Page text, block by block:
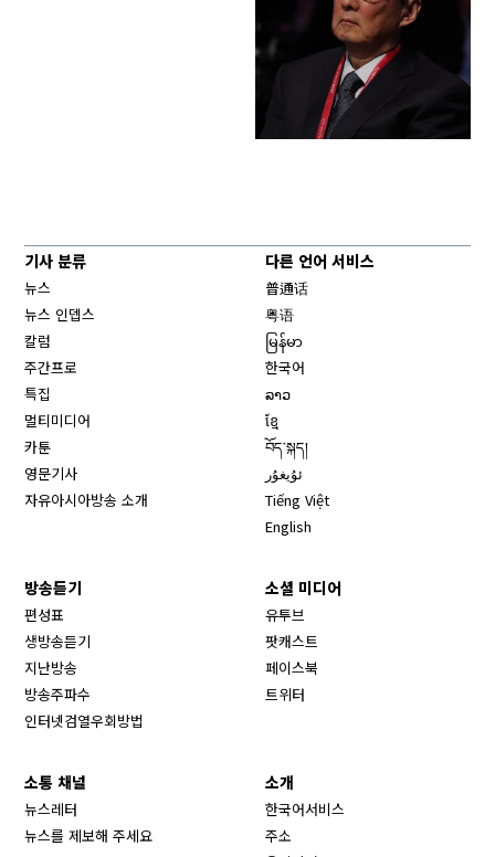
기사 분류
뉴스
뉴스 인뎁스
칼럼
주간프로
특집
멀티미디어
카툰
영문기사
자유아시아방송 소개
다른 언어 서비스
普通话
粤语
မြန်မာ
한국어
ລາວ
ខ្មែ
བོད་སྐད།
ئۇيغۇر
Tiếng Việt
English
방송듣기
편성표
생방송듣기
지난방송
방송주파수
인터넷검열우회방법
소셜 미디어
유투브
팟캐스트
페이스북
트위터
소통 채널
뉴스레터
뉴스를 제보해 주세요
소개
한국어서비스
주소